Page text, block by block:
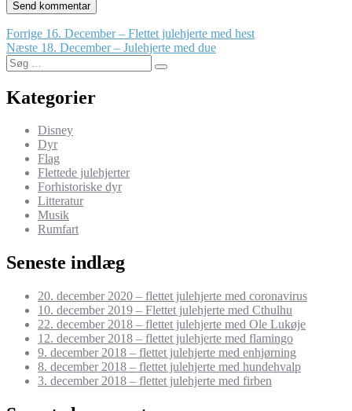
Indlægsnavigation
Forrige Forrige
indlæg:
16. December – Flettet julehjerte med hest
Næste Næste
18. December – Julehjerte med due
Søg
efter:
Søg
Kategorier
Disney
Dyr
Flag
Flettede julehjerter
Forhistoriske dyr
Litteratur
Musik
Rumfart
Seneste indlæg
20. december 2020 – flettet julehjerte med coronavirus
10. december 2019 – Flettet julehjerte med Cthulhu
22. december 2018 – flettet julehjerte med Ole Lukøje
12. december 2018 – flettet julehjerte med flamingo
9. december 2018 – flettet julehjerte med enhjørning
8. december 2018 – flettet julehjerte med hundehvalp
3. december 2018 – flettet julehjerte med firben